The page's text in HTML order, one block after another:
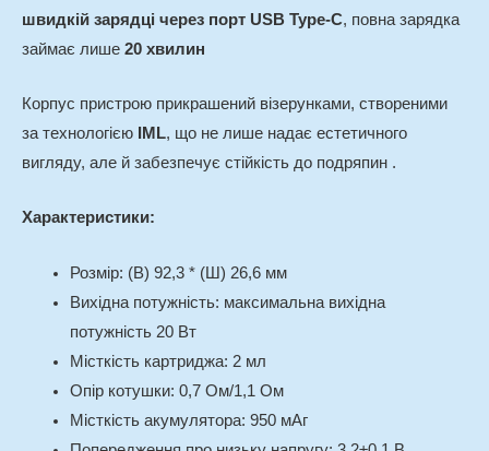
швидкій зарядці через порт USB Type-C, повна зарядка
займає лише 20 хвилин
Корпус пристрою прикрашений візерунками, створеними
за технологією
IML, що не лише надає естетичного
вигляду, але й забезпечує стійкість до подряпин .
Характеристики:
Розмір: (В) 92,3 * (Ш) 26,6 мм
Вихідна потужність: максимальна вихідна
потужність 20 Вт
Місткість картриджа: 2 мл
Опір котушки: 0,7 Ом/1,1 Ом
Місткість акумулятора: 950 мАг